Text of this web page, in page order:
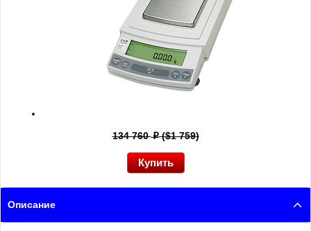
134 760p($1 759)
Описание